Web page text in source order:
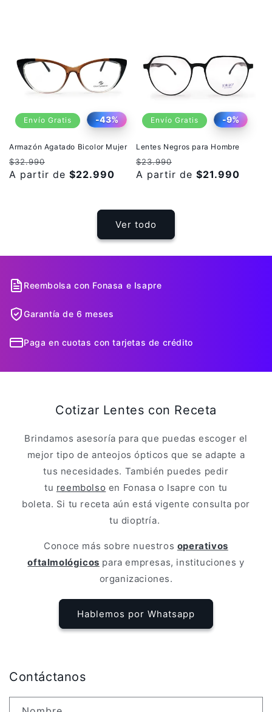
Envío Gratis -43%
Armazón Agatado Bicolor Mujer
Precio
habitual
$32.990
de
A partir de $22.990
Envío Gratis -9%
Lentes Negros para Hombre
Precio
habitual
$23.990
de
A partir de $21.990
Ver todo
Reembolsa con Fonasa e Isapre
Garantía de 6 meses
Paga en cuotas con tarjetas de crédito
Cotizar Lentes con Receta
Brindamos asesoría para que puedas escoger el
mejor tipo de anteojos ópticos que se adapte a
tus necesidades. También puedes pedir
tu reembolso en Fonasa o Isapre con tu
boleta. Si tu receta aún está vigente consulta por
tu dioptría.
Conoce más sobre nuestros operativos
oftalmológicos para empresas, instituciones y
organizaciones.
Hablemos por Whatsapp
Contáctanos